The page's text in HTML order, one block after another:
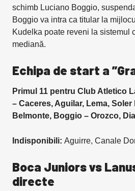
schimb Luciano Boggio,
Boggio va intra ca titular la
Kudelka poate reveni la sistemul
mediană.
Echipa de start a
Primul 11 pentru Club Atletico
– Caceres, Aguilar, Lema,
Belmonte, Boggio – Orozco,
Indisponibili: Aguirre, Canale
Boca Juniors vs
directe